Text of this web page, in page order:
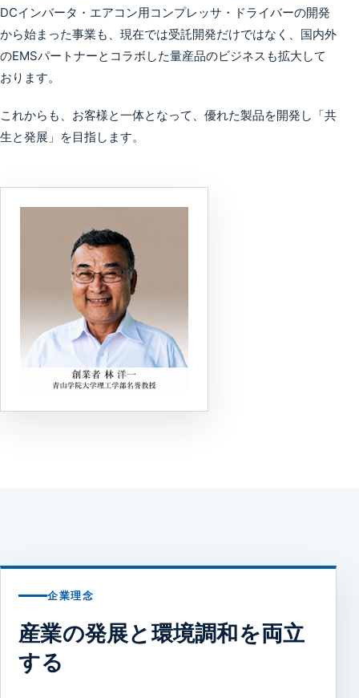
DCインバータ・エアコン用コンプレッサ・ドライバーの開発
から始まった事業も、現在では受託開発だけではなく、国内外
のEMSパートナーとコラボした量産品のビジネスも拡大して
おります。
これからも、お客様と一体となって、優れた製品を開発し「共
生と発展」を目指します。
企業理念
産業の発展と環境調和を両立
する